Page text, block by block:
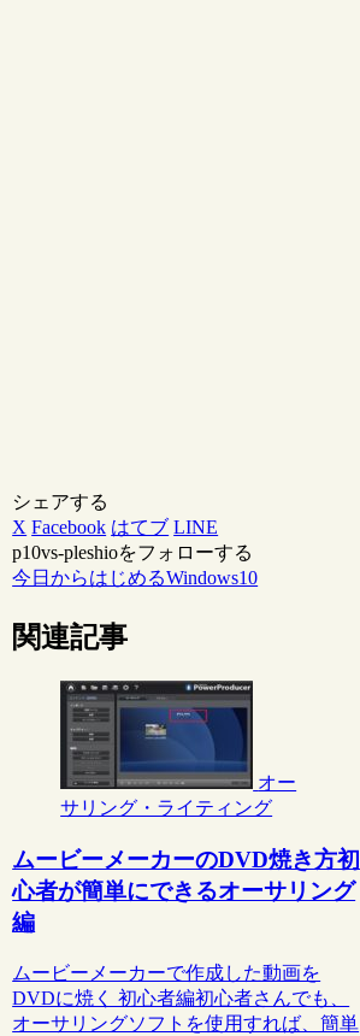
シェアする
X Facebook はてブ LINE
p10vs-pleshioをフォローする
今日からはじめるWindows10
関連記事
オー
サリング・ライティング
ムービーメーカーのDVD焼き方初
心者が簡単にできるオーサリング
編
ムービーメーカーで作成した動画を
DVDに焼く 初心者編初心者さんでも、
オーサリングソフトを使用すれば、簡単